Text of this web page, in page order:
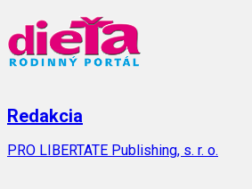
Redakcia
PRO LIBERTATE Publishing, s. r. o.